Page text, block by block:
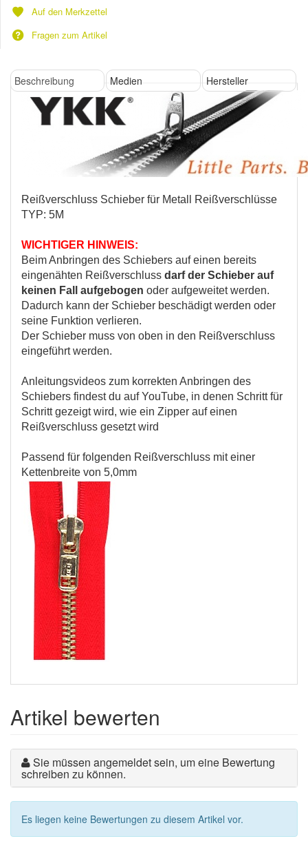
Auf den Merkzettel
Fragen zum Artikel
Beschreibung Medien Hersteller
Reißverschluss Schieber für Metall Reißverschlüsse
TYP: 5M
WICHTIGER HINWEIS:
Beim Anbringen des Schiebers auf einen bereits
eingenähten Reißverschluss darf der Schieber auf
keinen Fall aufgebogen oder aufgeweitet werden.
Dadurch kann der Schieber beschädigt werden oder
seine Funktion verlieren.
Der Schieber muss von oben in den Reißverschluss
eingeführt werden.
Anleitungsvideos zum korrekten Anbringen des
Schiebers findest du auf YouTube, in denen Schritt für
Schritt gezeigt wird, wie ein Zipper auf einen
Reißverschluss gesetzt wird
Passend für folgenden Reißverschluss mit einer
Kettenbreite von 5,0mm
Artikel bewerten
Sie müssen angemeldet sein, um eine Bewertung
schreiben zu können.
Es liegen keine Bewertungen zu diesem Artikel vor.